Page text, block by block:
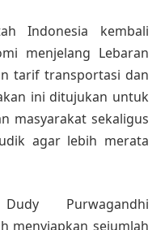
Indonesia kembali
menjelang Lebaran
tarif transportasi dan
ini ditujukan untuk
masyarakat sekaligus
agar lebih merata
Purwagandhi
menyiapkan sejumlah